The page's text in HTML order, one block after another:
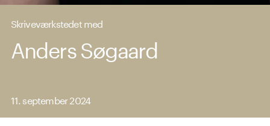
Skriveværkstedet med
Anders Søgaard
11. september 2024